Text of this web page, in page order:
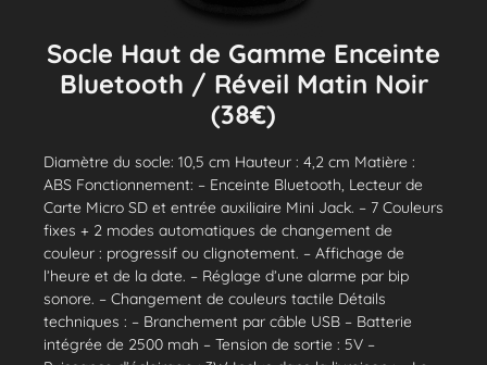
Socle Haut de Gamme Enceinte
Bluetooth / Réveil Matin Noir
(38€)
Diamètre du socle: 10,5 cm Hauteur : 4,2 cm Matière :
ABS Fonctionnement: – Enceinte Bluetooth, Lecteur de
Carte Micro SD et entrée auxiliaire Mini Jack. – 7 Couleurs
fixes + 2 modes automatiques de changement de
couleur : progressif ou clignotement. – Affichage de
l’heure et de la date. – Réglage d’une alarme par bip
sonore. – Changement de couleurs tactile Détails
techniques : – Branchement par câble USB – Batterie
intégrée de 2500 mah – Tension de sortie : 5V –